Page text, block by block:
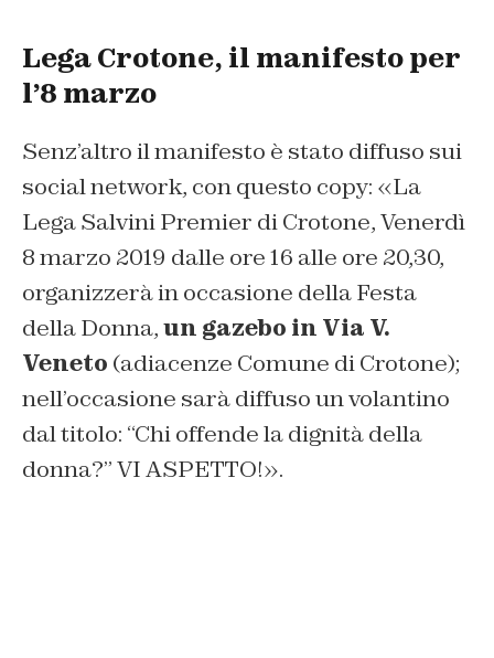
Lega Crotone, il manifesto per
l’8 marzo
Senz’altro il manifesto è stato diffuso sui
social network, con questo copy: «La
Lega Salvini Premier di Crotone, Venerdì
8 marzo 2019 dalle ore 16 alle ore 20,30,
organizzerà in occasione della Festa
della Donna,un gazebo in Via V.
Veneto (adiacenze Comune di Crotone);
nell’occasione sarà diffuso un volantino
dal titolo: “Chi offende la dignità della
donna?” VI ASPETTO!».